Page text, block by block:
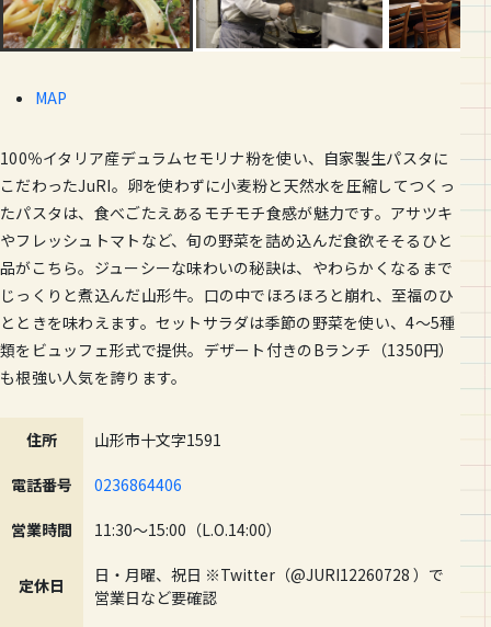
MAP
100％イタリア産デュラムセモリナ粉を使い、自家製生パスタに
こだわったJuRI。卵を使わずに小麦粉と天然水を圧縮してつくっ
たパスタは、食べごたえあるモチモチ食感が魅力です。アサツキ
やフレッシュトマトなど、旬の野菜を詰め込んだ食欲そそるひと
品がこちら。ジューシーな味わいの秘訣は、やわらかくなるまで
じっくりと煮込んだ山形牛。口の中でほろほろと崩れ、至福のひ
とときを味わえます。セットサラダは季節の野菜を使い、4〜5種
類をビュッフェ形式で提供。デザート付きのBランチ（1350円）
も根強い人気を誇ります。
住所 山形市十文字1591
電話番号 0236864406
営業時間 11:30〜15:00（L.O.14:00）
定休日
日・月曜、祝日 ※Twitter（@JURI12260728 ）で
営業日など要確認